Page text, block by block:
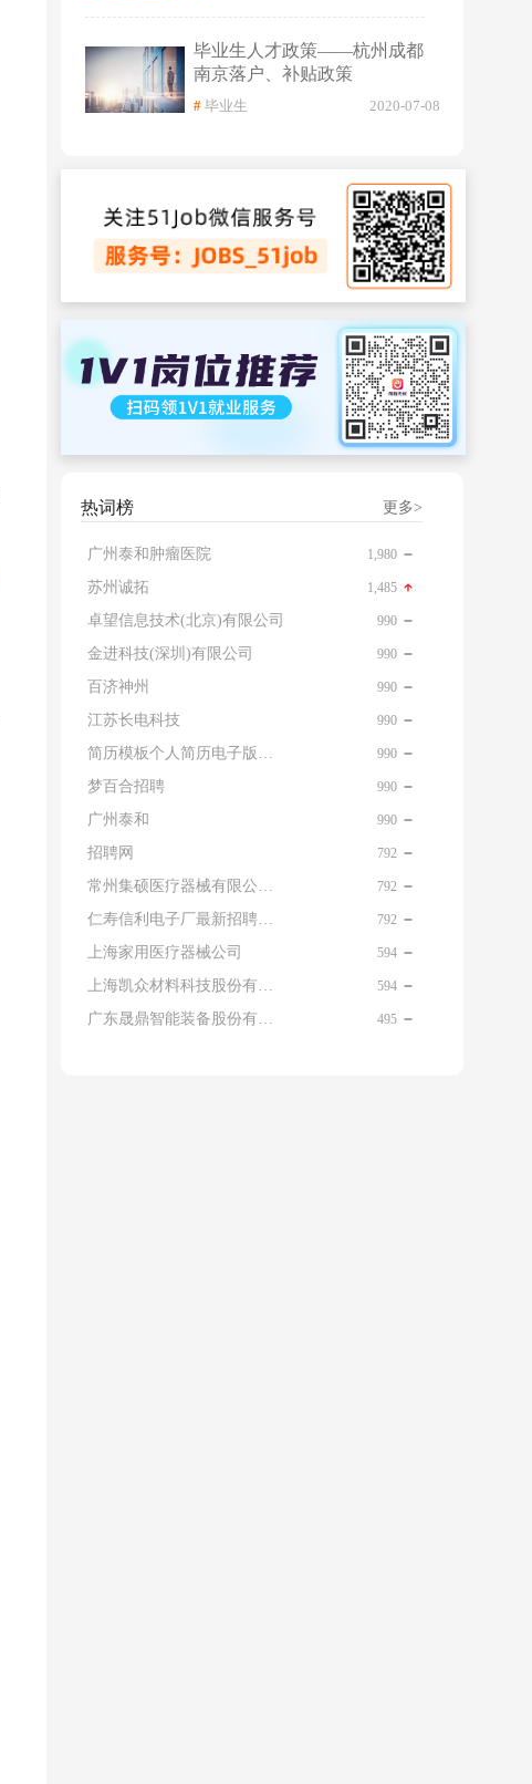
毕业生人才政策——杭州成都
南京落户、补贴政策
# 毕业生 2020-07-08
热词榜 更多>
广州泰和肿瘤医院 1,980
苏州诚拓 1,485
卓望信息技术(北京)有限公司 990
金进科技(深圳)有限公司 990
百济神州 990
江苏长电科技 990
简历模板个人简历电子版免费 990
梦百合招聘 990
广州泰和 990
招聘网 792
常州集硕医疗器械有限公司 名片 792
仁寿信利电子厂最新招聘信息查询 792
上海家用医疗器械公司 594
上海凯众材料科技股份有限公司招聘电话 594
广东晟鼎智能装备股份有限公司 495